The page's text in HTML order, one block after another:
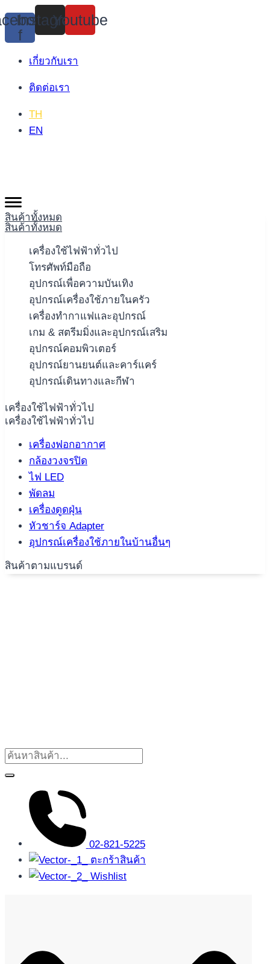
Skip
to
content
f
Instagram
Youtube
เกี่ยวกับเรา
ติดต่อเรา
TH
EN
สินค้าทั้งหมด
สินค้าทั้งหมด
เครื่องใช้ไฟฟ้าทั่วไป
โทรศัพท์มือถือ
อุปกรณ์เพื่อความบันเทิง
อุปกรณ์เครื่องใช้ภายในครัว
เครื่องทำกาแฟและอุปกรณ์
เกม & สตรีมมิ่งและอุปกรณ์เสริม
อุปกรณ์คอมพิวเตอร์
อุปกรณ์ยานยนต์และคาร์แคร์
อุปกรณ์เดินทางและกีฬา
เครื่องใช้ไฟฟ้าทั่วไป
เครื่องใช้ไฟฟ้าทั่วไป
เครื่องฟอกอากาศ
กล้องวงจรปิด
ไฟ LED
พัดลม
เครื่องดูดฝุ่น
หัวชาร์จ Adapter
อุปกรณ์เครื่องใช้ภายในบ้านอื่นๆ
สินค้าตามแบรนด์
02-821-5225
ตะกร้าสินค้า
Wishlist